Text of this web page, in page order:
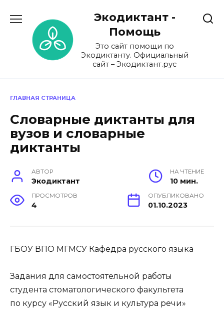
содержанию
Экодиктант -
Помощь
Это сайт помощи по
Экодиктанту. Официальный
сайт – Экодиктант.рус
ГЛАВНАЯ СТРАНИЦА
Словарные диктанты для
вузов и словарные
диктанты
АВТОР
Экодиктант
НА ЧТЕНИЕ
10 мин.
ПРОСМОТРОВ
4
ОПУБЛИКОВАНО
01.10.2023
ГБОУ ВПО МГМСУ Кафедра русского языка
Задания для самостоятельной работы
студента стоматологического факультета
по курсу «Русский язык и культура речи»